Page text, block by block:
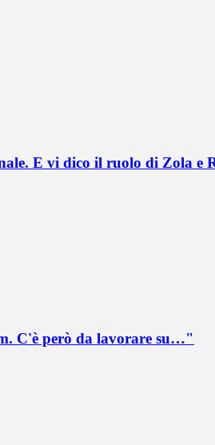
E vi dico il ruolo di Zola e
C'è però da lavorare su…"